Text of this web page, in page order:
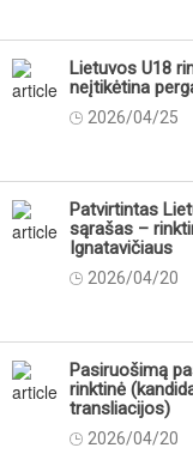
Lietuvos U18
neįtikėtina
2026/04/25
Patvirtintas
sąrašas –
Ignatavičiaus
2026/04/20
Pasiruošimą
rinktinė
transliacijos)
2026/04/20